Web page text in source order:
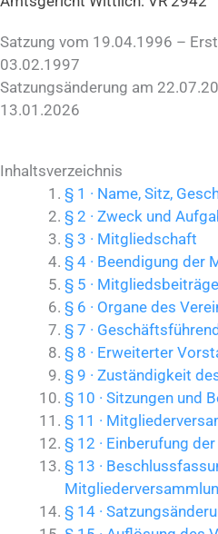
Satzung vom 19.04.1996 –
03.02.1997
Satzungsänderung am
13.01.2026
Inhaltsverzeichnis
§ 1 · Name, Sitz,
§ 2 · Zweck und
§ 3 · Mitgliedschaft
§ 4 · Beendigung der
§ 5 ·
§ 6 · Organe des
§ 7 ·
§ 8 · Erweiterter
§ 9 · Zuständigkeit
§ 10 · Sitzungen und
§ 11 ·
§ 12 · Einberufung
§ 13 ·
§ 14 ·